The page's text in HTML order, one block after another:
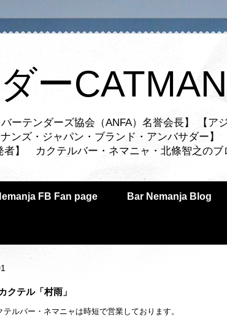
ー
ーテンダーズ協会（ANFA）名誉会長】 【ア
ンズ・ジャパン・ブランド・アンバサダー
者】 カクテルバー・ネマニャ・北條智之のブ
FB Fan page Bar Nemanja Blog
クテル「村雨」
テルバー・ネマニャは時短で営業しております。